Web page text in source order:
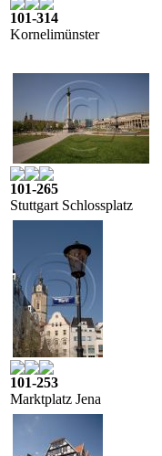
101-314
Kornelimünster
101-265
Stuttgart Schlossplatz
101-253
Marktplatz Jena